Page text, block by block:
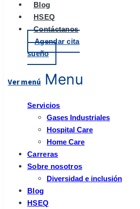
Blog
HSEQ
Contáctanos
Agendar cita
sueño
Menu
Servicios
Gases Industriales
Hospital Care
Home Care
Carreras
Sobre nosotros
Diversidad e inclusión
Blog
HSEQ